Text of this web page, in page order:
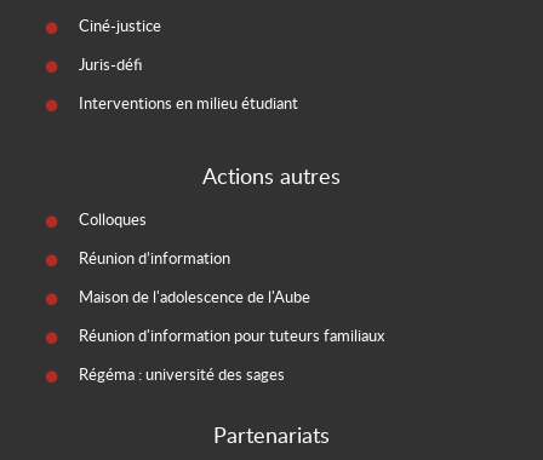
Ciné-justice
Juris-défi
Interventions en milieu étudiant
Actions autres
Colloques
Réunion d’information
Maison de l'adolescence de l'Aube
Réunion d'information pour tuteurs familiaux
Régéma : université des sages
Partenariats